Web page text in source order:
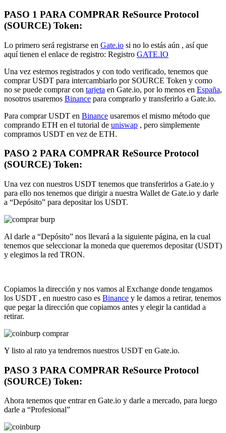
PASO 1 PARA COMPRAR ReSource Protocol
(SOURCE) Token:
Lo primero será registrarse en Gate.io si no lo estás aún , así que
aquí tienen el enlace de registro: Registro GATE.IO
Una vez estemos registrados y con todo verificado, tenemos que
comprar USDT para intercambiarlo por SOURCE Token y como
no se puede comprar con tarjeta en Gate.io, por lo menos en España,
nosotros usaremos Binance para comprarlo y transferirlo a Gate.io.
Para comprar USDT en Binance usaremos el mismo método que
comprando ETH en el tutorial de uniswap , pero simplemente
compramos USDT en vez de ETH.
PASO 2 PARA COMPRAR ReSource Protocol
(SOURCE) Token:
Una vez con nuestros USDT tenemos que transferirlos a Gate.io y
para ello nos tenemos que dirigir a nuestra Wallet de Gate.io y darle
a “Depósito” para depositar los USDT.
Al darle a “Depósito” nos llevará a la siguiente página, en la cual
tenemos que seleccionar la moneda que queremos depositar (USDT)
y elegimos la red TRON.
Copiamos la dirección y nos vamos al Exchange donde tengamos
los USDT , en nuestro caso es Binance y le damos a retirar, tenemos
que pegar la dirección que copiamos antes y elegir la cantidad a
retirar.
Y listo al rato ya tendremos nuestros USDT en Gate.io.
PASO 3 PARA COMPRAR ReSource Protocol
(SOURCE) Token:
Ahora tenemos que entrar en Gate.io y darle a mercado, para luego
darle a “Profesional”